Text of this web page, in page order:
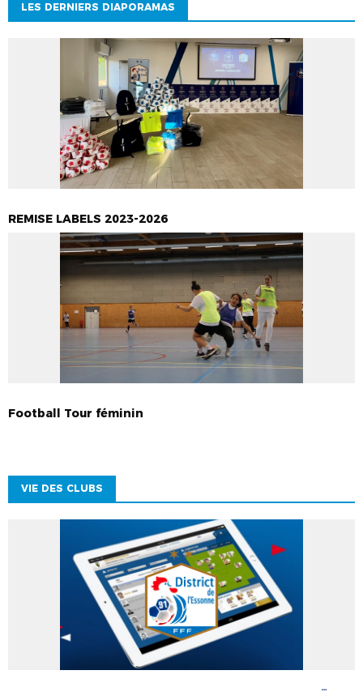
LES DERNIERS DIAPORAMAS
REMISE LABELS 2023-2026
Football Tour féminin
VIE DES CLUBS